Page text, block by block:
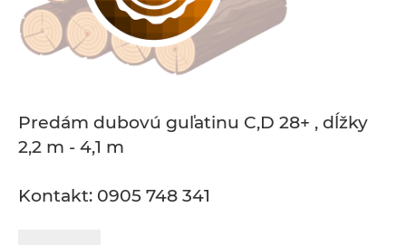
Predám dubovú guľatinu C,D 28+ , dĺžky
2,2 m - 4,1 m
Kontakt: 0905 748 341